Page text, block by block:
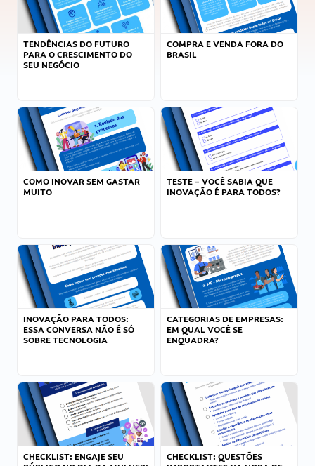
TENDÊNCIAS DO FUTURO
PARA O CRESCIMENTO DO
SEU NEGÓCIO
COMPRA E VENDA FORA DO
BRASIL
COMO INOVAR SEM GASTAR
MUITO
TESTE – VOCÊ SABIA QUE
INOVAÇÃO É PARA TODOS?
INOVAÇÃO PARA TODOS:
ESSA CONVERSA NÃO É SÓ
SOBRE TECNOLOGIA
CATEGORIAS DE EMPRESAS:
EM QUAL VOCÊ SE
ENQUADRA?
CHECKLIST: ENGAJE SEU
CHECKLIST: QUESTÕES